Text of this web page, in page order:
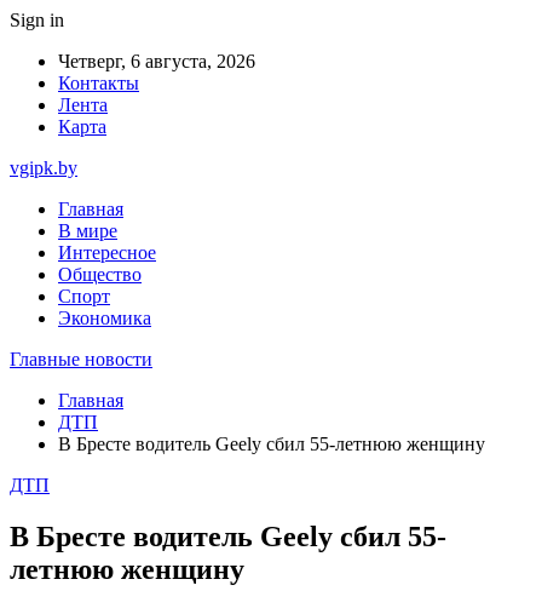
Sign in
Четверг, 6 августа, 2026
Контакты
Лента
Карта
vgipk.by
Главная
В мире
Интересное
Общество
Спорт
Экономика
Главные новости
Главная
ДТП
В Бресте водитель Geely сбил 55-летнюю женщину
ДТП
В Бресте водитель Geely сбил 55-
летнюю женщину